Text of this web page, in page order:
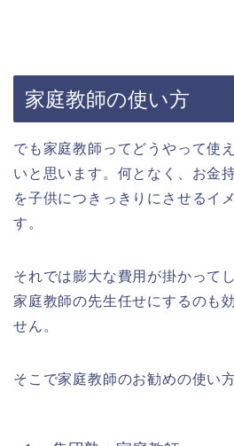
家庭教師の使い方
でも家庭教師ってどうやって使
いと思います。何となく、お金
を子供につきっきりにさせるイ
す。
それでは膨大な費用が掛かって
家庭教師の先生任せにするのも
せん。
そこで家庭教師のお勧めの使い